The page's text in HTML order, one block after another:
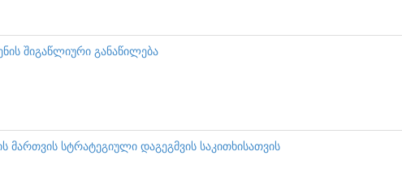
შიგაწლიური განაწილება
მართვის სტრატეგიული დაგეგმვის საკითხისათვის